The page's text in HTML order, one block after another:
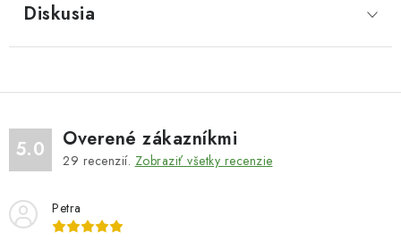
Diskusia
5.0 Overené zákazníkmi
29 recenzií. Zobraziť všetky recenzie
Petra